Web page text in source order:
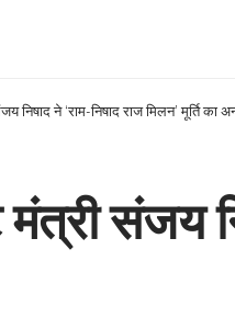
निषाद ने ‘राम-निषाद राज मिलन’ मूर्ति का
संजय